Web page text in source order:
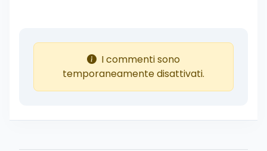
I commenti sono
temporaneamente disattivati.